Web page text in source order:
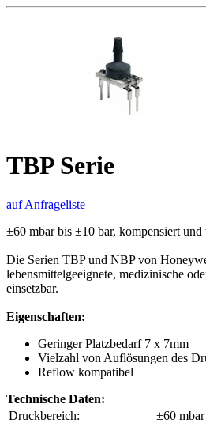
TBP Serie
auf Anfrageliste
±60 mbar bis ±10 bar, kompensiert und
Die Serien TBP und NBP von
lebensmittelgeeignete, medizinische
einsetzbar.
Eigenschaften:
Geringer Platzbedarf 7 x 7mm
Vielzahl von Auflösungen des
Reflow kompatibel
Technische Daten:
Druckbereich:
±60